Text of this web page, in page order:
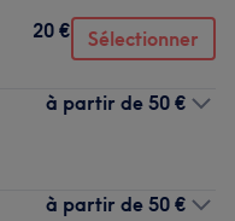
20 € Sélectionner
à partir de 50 €
à partir de 50 €